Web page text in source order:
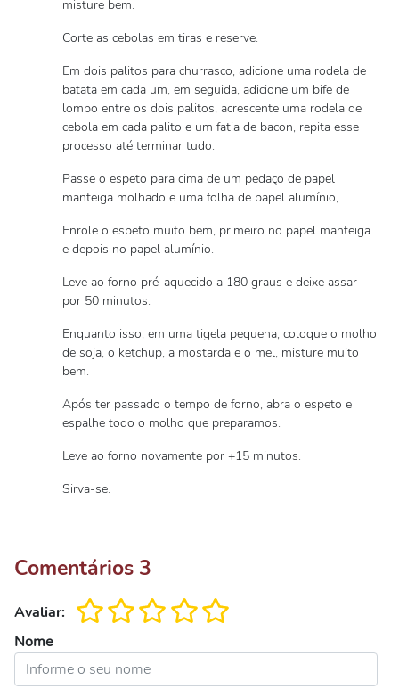
misture bem.
Corte as cebolas em tiras e reserve.
Em dois palitos para churrasco, adicione uma rodela de
batata em cada um, em seguida, adicione um bife de
lombo entre os dois palitos, acrescente uma rodela de
cebola em cada palito e um fatia de bacon, repita esse
processo até terminar tudo.
Passe o espeto para cima de um pedaço de papel
manteiga molhado e uma folha de papel alumínio,
Enrole o espeto muito bem, primeiro no papel manteiga
e depois no papel alumínio.
Leve ao forno pré-aquecido a 180 graus e deixe assar
por 50 minutos.
Enquanto isso, em uma tigela pequena, coloque o molho
de soja, o ketchup, a mostarda e o mel, misture muito
bem.
Após ter passado o tempo de forno, abra o espeto e
espalhe todo o molho que preparamos.
Leve ao forno novamente por +15 minutos.
Sirva-se.
Comentários 3
Avaliar:
Nome